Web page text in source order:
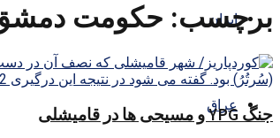
ایران
عراق
برچسب: حکومت
جنگ YPG و مسیحی ها در قامیشلی